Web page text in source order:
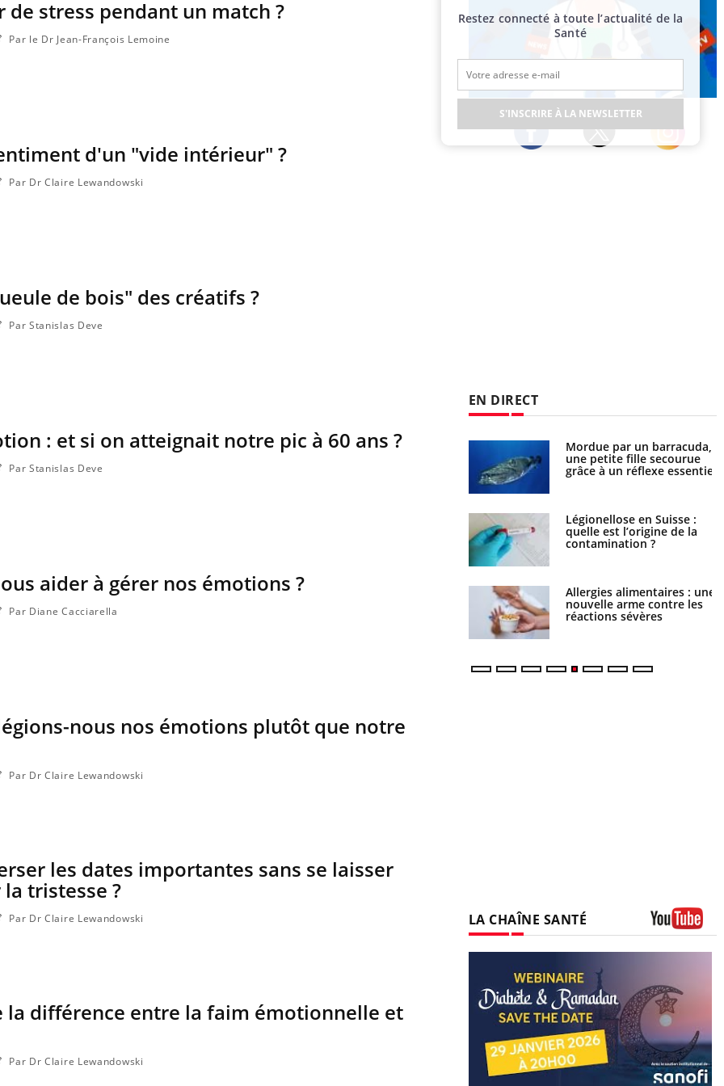
de stress pendant un match ?
Par le Dr Jean-François Lemoine
d'un "vide intérieur" ?
Par Dr Claire Lewandowski
de bois" des créatifs ?
Par Stanislas Deve
: et si on atteignait notre pic à 60 ans ?
Par Stanislas Deve
aider à gérer nos émotions ?
Par Diane Cacciarella
nous nos émotions plutôt que notre
Par Dr Claire Lewandowski
les dates importantes sans se laisser
tristesse ?
Par Dr Claire Lewandowski
la différence entre la faim émotionnelle et
Par Dr Claire Lewandowski
EN DIRECT
Fortes chaleurs : pourquoi
grimpe-t-il ?
Pourquoi manger moins de
finalement être bénéfique
Grossesse et chaleur : ce Mordue par un barracuda,
une petite fille secourue
grâce à un réflexe essentiel
Légionellose en Suisse :
quelle est l’origine de la
contamination ?
Allergies alimentaires : une
nouvelle arme contre les
réactions sévères
LA CHAÎNE SANTÉ
Restez connecté à toute l’actualité de la
Santé
S'INSCRIRE À LA NEWSLETTER